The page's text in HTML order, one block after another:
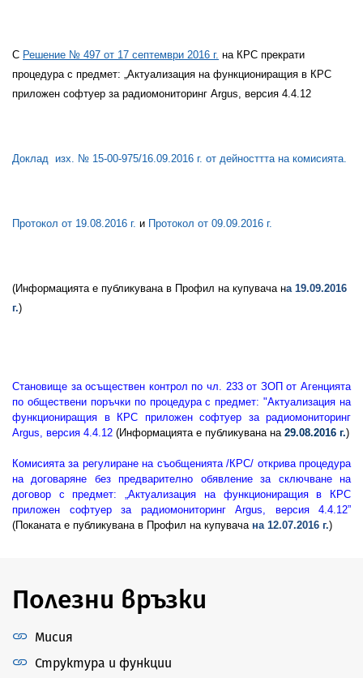
С Решение № 497 от 17 септември 2016 г. на КРС прекрати
процедура с предмет: „Актуализация на функциониращия в КРС
приложен софтуер за радиомониторинг Argus , версия 4.4.12
Доклад изх. № 15-00-975/16.09.2016 г. от дейносттта на комисията.
Протокол от 19.08.2016 г. и Протокол от 09.09.2016 г.
(Информацията е публикувана в Профил на купувача на 19.09.2016
г.)
Становище за осъществен контрол по чл. 233 от ЗОП от Агенцията
по обществени поръчки по процедура с предмет: "Актуализация на
функциониращия в КРС приложен софтуер за радиомониторинг
Argus, версия 4.4.12 (Информацията е публикувана на 29.08.2016 г.)
Комисията за регулиране на съобщенията /КРС/ открива процедура
на договаряне без предварително обявление за сключване на
договор с предмет: „Актуализация на функциониращия в КРС
приложен софтуер за радиомониторинг Argus , версия 4.4.12”
(Поканата е публикувана в Профил на купувача на 12.07.2016 г.)
Полезни връзки
Мисия
Структура и функции